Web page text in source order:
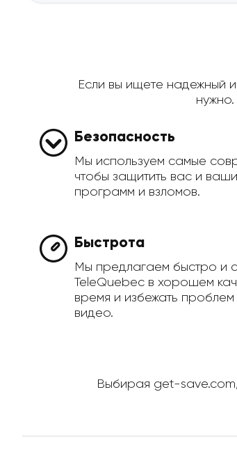
Если вы ищете надежный
Безопасность
Мы используем самые
чтобы защитить вас и
программ и взломов.
Быстрота
Мы предлагаем быстро и
TeleQuebec в хорошем
время и избежать
видео.
Выбирая get-save.com,